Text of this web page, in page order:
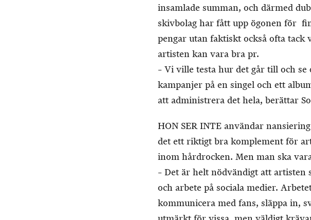
insamlade summan, och därmed
skivbolag har fått upp ögonen för
pengar utan faktiskt också ofta tack
artisten kan vara bra pr.
– Vi ville testa hur det går till och
kampanjer på en singel och ett
att administrera det hela, berättar
HON SER INTE användar
det ett riktigt bra komplement för
inom hårdrocken. Men man ska
– Det är helt nödvändigt att artisten
och arbete på sociala medier.
kommunicera med fans, släppa in,